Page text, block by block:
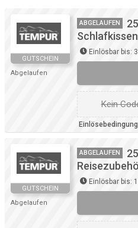
GUTSCHEIN
Abgelaufen
ABGELAUFEN
Einlösbar bis:
Kein
GUTSCHEIN
Abgelaufen
ABGELAUFEN
Einlösbar bis: